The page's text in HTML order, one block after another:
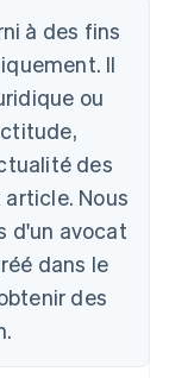
à des fins
Il
ou
des
Nous
d'un avocat
dans le
des